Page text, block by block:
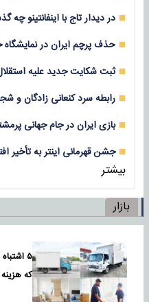
در دیدار تاج با اینفانتینو چه
حذف پرچم ایران در نمایشگاه
ثبت شکایت جدید علیه
رابطه سرد کنعانی زادگان و
بازی‌ ایران در جام جهانی
جشن قهرمانی اینتر به تأخیر
بیشتر
بازار
۵
که